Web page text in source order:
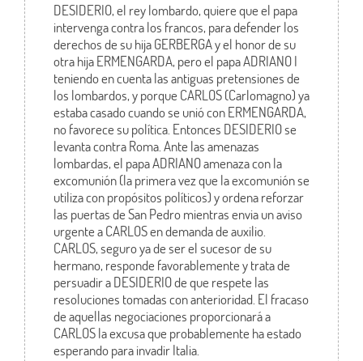
DESIDERIO, el rey lombardo, quiere que el papa
intervenga contra los francos, para defender los
derechos de su hija GERBERGA y el honor de su
otra hija ERMENGARDA, pero el papa ADRIANO I
teniendo en cuenta las antiguas pretensiones de
los lombardos, y porque CARLOS (Carlomagno) ya
estaba casado cuando se unió con ERMENGARDA,
no favorece su política. Entonces DESIDERIO se
levanta contra Roma. Ante las amenazas
lombardas, el papa ADRIANO amenaza con la
excomunión (la primera vez que la excomunión se
utiliza con propósitos políticos) y ordena reforzar
las puertas de San Pedro mientras envia un aviso
urgente a CARLOS en demanda de auxilio.
CARLOS, seguro ya de ser el sucesor de su
hermano, responde favorablemente y trata de
persuadir a DESIDERIO de que respete las
resoluciones tomadas con anterioridad. El fracaso
de aquellas negociaciones proporcionará a
CARLOS la excusa que probablemente ha estado
esperando para invadir Italia.